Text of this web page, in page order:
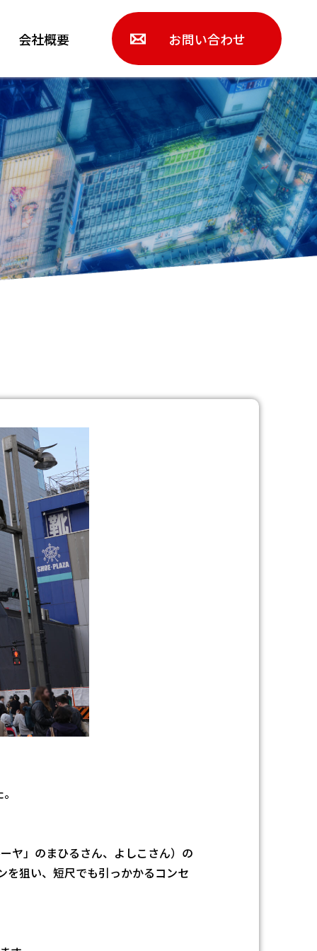
会社概要 お問い合わせ
ヤ」のまひるさん、よしこさん）の
を狙い、短尺でも引っかかるコンセ